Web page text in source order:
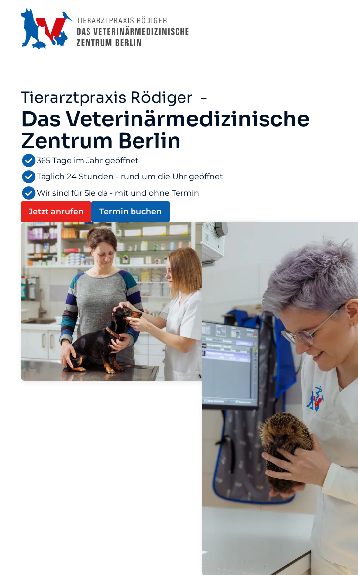
Tierarztpraxis Rödiger -
Das Veterinärmedizinische
Zentrum Berlin
365 Tage im Jahr geöffnet
Täglich 24 Stunden - rund um die Uhr geöffnet
Wir sind für Sie da - mit und ohne Termin
Jetzt anrufen
Termin buchen